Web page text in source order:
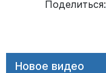
записямПоделиться:
Новое видео